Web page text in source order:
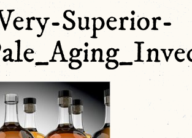
Superior-